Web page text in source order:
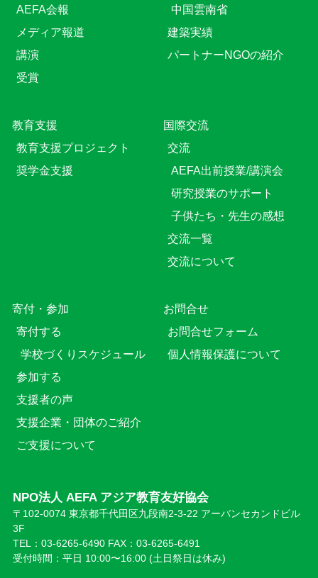
AEFA会報
メディア報道
講演
受賞
中国雲南省
建築実績
パートナーNGOの紹介
教育⽀援
教育⽀援プロジェクト
奨学金支援
国際交流
交流
AEFA出前授業/講演会
研究授業のサポート
子供たち・先生の感想
交流一覧
交流について
寄付・参加
寄付する
学校づくりスケジュール
参加する
支援者の声
支援企業・団体のご紹介
ご支援について
お問合せ
お問合せフォーム
個人情報保護について
NPO法人 AEFA アジア教育友好協会
〒102-0074 東京都千代田区九段南2-3-22 アーバンセカンドビル
3F
TEL：03-6265-6490 FAX：03-6265-6491
受付時間：平日 10:00〜16:00 (⼟日祭日は休み)